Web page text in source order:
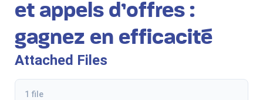
et appels d’offres :
gagnez en efficacité
Attached Files
1 file